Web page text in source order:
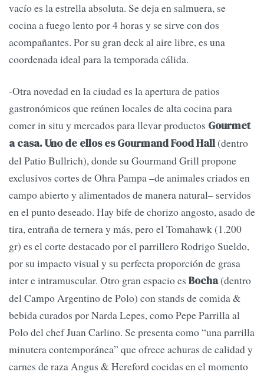
vacío es la estrella absoluta. Se deja en salmuera, se
cocina a fuego lento por 4 horas y se sirve con dos
acompañantes. Por su gran deck al aire libre, es una
coordenada ideal para la temporada cálida.
-Otra novedad en la ciudad es la apertura de patios
gastronómicos que reúnen locales de alta cocina para
comer in situ y mercados para llevar productos Gourmet
a casa. Uno de ellos es Gourmand Food Hall(dentro
del Patio Bullrich), donde su Gourmand Grill propone
exclusivos cortes de Ohra Pampa –de animales criados en
campo abierto y alimentados de manera natural– servidos
en el punto deseado. Hay bife de chorizo angosto, asado de
tira, entraña de ternera y más, pero el Tomahawk (1.200
gr) es el corte destacado por el parrillero Rodrigo Sueldo,
por su impacto visual y su perfecta proporción de grasa
inter e intramuscular. Otro gran espacio es Bocha(dentro
del Campo Argentino de Polo) con stands de comida &
bebida curados por Narda Lepes, como Pepe Parrilla al
Polo del chef Juan Carlino. Se presenta como “una parrilla
minutera contemporánea” que ofrece achuras de calidad y
carnes de raza Angus & Hereford cocidas en el momento